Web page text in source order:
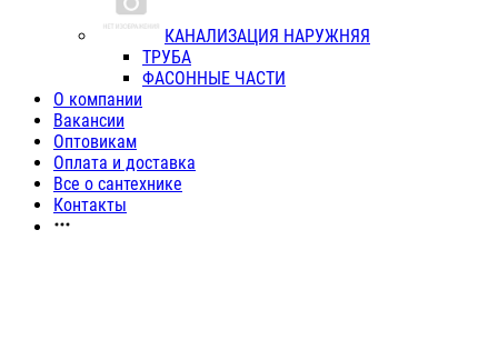
КАНАЛИЗАЦИЯ НАРУЖНЯЯ
ТРУБА
ФАСОННЫЕ ЧАСТИ
О компании
Вакансии
Оптовикам
Оплата и доставка
Все о сантехнике
Контакты